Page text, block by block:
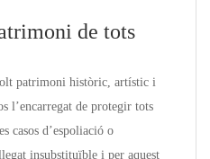
de tots
patrimoni històric, artístic i
l’encarregat de protegir tots
casos d’espoliació o
insubstituïble i per aquest